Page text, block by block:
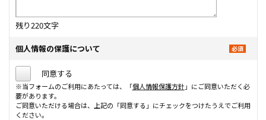
残り220文字
個人情報の保護について
同意する
※当フォームのご利用にあたっては、「個人情報保護方針」にご同意いただく必
要があります。
ご同意いただける場合は、上記の「同意する」にチェックをつけたうえでご利用
ください。